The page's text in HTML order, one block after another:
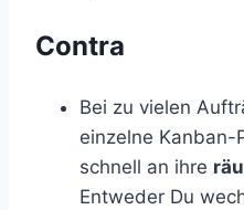
Contra
Bei zu vielen
einzelne Kanban-
schnell an ihre
Entweder Du